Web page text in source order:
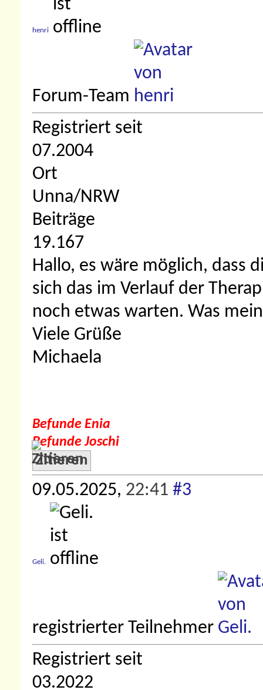
henri
Forum-Team
Registriert seit
07.2004
Ort
Unna/NRW
Beiträge
19.167
Hallo, es wäre möglich, dass
sich das im Verlauf der
noch etwas warten. Was
Viele Grüße
Michaela
Befunde Enia
Befunde Joschi
Zitieren
09.05.2025, 22:41 #3
Geli.
registrierter Teilnehmer
Registriert seit
03.2022